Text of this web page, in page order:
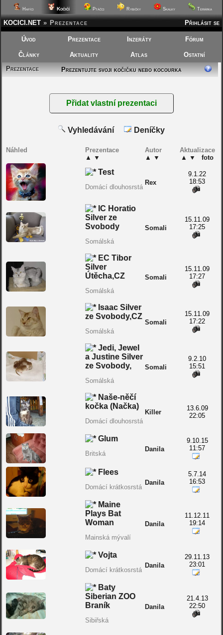
Hafíci Kočičí Ptáčci Rybičky Skalky Terárka
Přihlásit se
KOCICI.NET » Prezentace
Úvod Prezentace Inzeráty Fórum
Články Aktuality Atlas
Ostatní
Prezentace
Prezentujte svoji kočičku nebo kocourka
Vyhledávání Deníčky
Náhled
Prezentace
▲ ▼
Autor
▲ ▼
Aktualizace
▲ ▼ foto
Test
Domácí dlouhosrstá
Rex
9.1.22
18:53
IC Horatio
Silver ze
Svobody
Somálská
Somali
15.11.09
17:25
EC Tibor
Silver
Útěcha,CZ
Somálská
Somali
15.11.09
17:27
Isaac Silver
ze Svobody,CZ
Somálská
Somali
15.11.09
17:22
Jedi, Jewel
a Justine Silver
ze Svobody,
Somálská
Somali
9.2.10
15:51
Naše-něčí
kočka (Načka)
Domácí dlouhosrstá
Killer
13.6.09
22:05
Glum
Britská
Danila
9.10.15
11:57
Flees
Domácí krátkosrstá
Danila
5.7.14
16:53
Maine
Plays Bat
Woman
Mainská mývalí
Danila
11.12.11
19:14
Vojta
Domácí krátkosrstá
Danila
29.11.13
23:01
Baty
Siberian ZOO
Braník
Sibiřská
Danila
21.4.13
22:50